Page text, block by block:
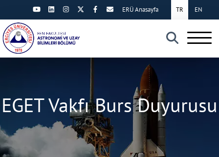
×
TR EN
ERÜ Anasayfa
EGET Vakfı Burs Duyurusu